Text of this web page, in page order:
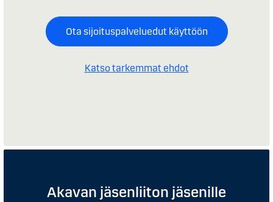
Ota sijoituspalveluedut käyttöön
Katso tarkemmat ehdot
Akavan jäsenliiton jäsenille